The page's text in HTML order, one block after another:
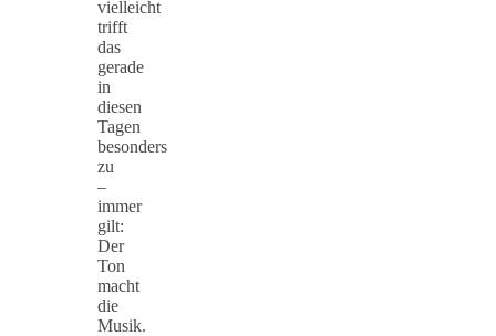
vielleicht
trifft
das
gerade
in
diesen
Tagen
besonders
zu
–
immer
gilt:
Der
Ton
macht
die
Musik.